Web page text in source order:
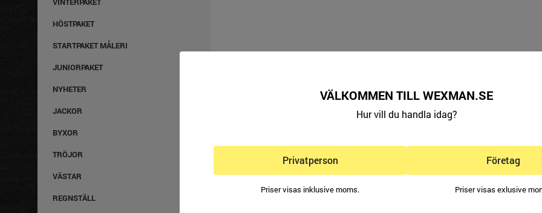
HÖSTPAKET
STARTPAKET MÅLERI
JUNIORPAKET
NYHETER
JACKOR
BYXOR
TRÖJOR
VÄSTAR
REGNSTÄLL
VÄLKOMMEN TILL WEXMAN.SE
Hur vill du handla idag?
Privatperson
Priser visas inklusive moms.
Företag
Priser visas exlusive